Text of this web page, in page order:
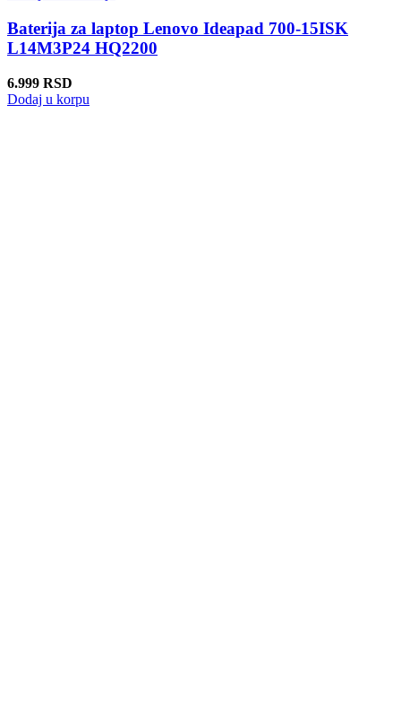
Baterija za laptop Lenovo Ideapad 700-15ISK
L14M3P24 HQ2200
6.999 RSD
Dodaj u korpu